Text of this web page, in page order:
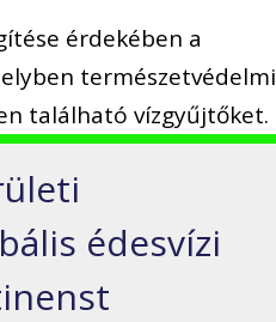
érdekében a
természetvédelmi
található vízgyűjtőket.
édesvízi